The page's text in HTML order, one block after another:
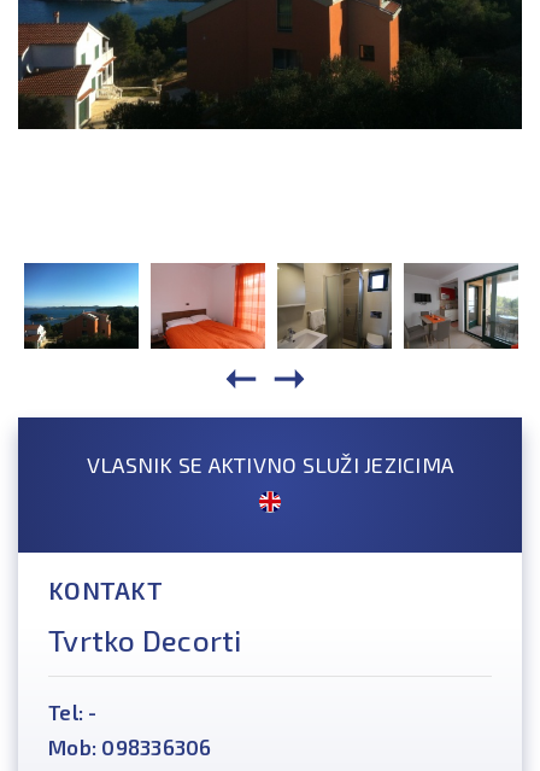
VLASNIK SE AKTIVNO SLUŽI JEZICIMA
KONTAKT
Tvrtko Decorti
Tel: -
Mob: 098336306